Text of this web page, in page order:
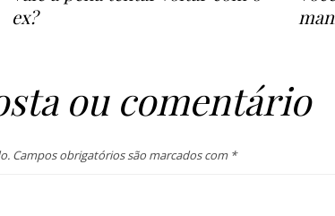
ex?
ou comentário
Campos obrigatórios são marcados com *